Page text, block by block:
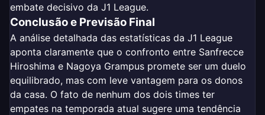
embate decisivo da J1 League.
Conclusão e Previsão Final
A análise detalhada das estatísticas da J1 League
aponta claramente que o confronto entre Sanfrecce
Hiroshima e Nagoya Grampus promete ser um duelo
equilibrado, mas com leve vantagem para os donos
da casa. O fato de nenhum dos dois times ter
empates na temporada atual sugere uma tendência